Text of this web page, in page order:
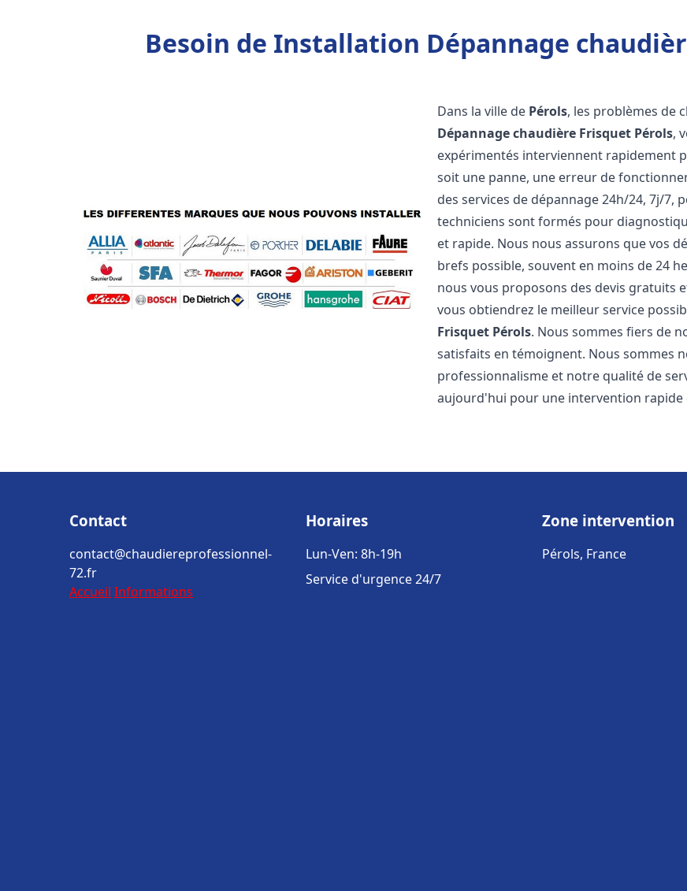
Besoin de Installation Dépannage
Dans la ville de Pérols, les problèmes de
Dépannage chaudière Frisquet Pérols,
expérimentés interviennent rapidement
soit une panne, une erreur de
des services de dépannage 24h/24, 7j/7,
techniciens sont formés pour
et rapide. Nous nous assurons que vos
brefs possible, souvent en moins de 24
nous vous proposons des devis gratuits
vous obtiendrez le meilleur service
Frisquet Pérols. Nous sommes fiers de
satisfaits en témoignent. Nous sommes
professionnalisme et notre qualité de
aujourd'hui pour une intervention rapide
Contact
contact@chaudiereprofessionnel-
72.fr
Accueil Informations
Horaires
Lun-Ven: 8h-19h
Service d'urgence 24/7
Zone intervention
Pérols, France